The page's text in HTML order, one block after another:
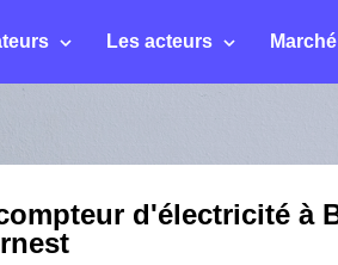
Les acteurs